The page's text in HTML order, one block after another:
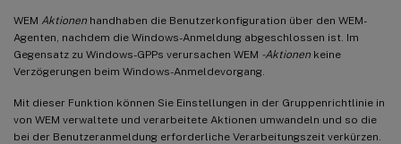
WEM Aktionen handhaben die Benutzerkonfiguration über den WEM-
Agenten, nachdem die Windows-Anmeldung abgeschlossen ist. Im
Gegensatz zu Windows-GPPs verursachen WEM -Aktionen keine
Verzögerungen beim Windows-Anmeldevorgang.
Mit dieser Funktion können Sie Einstellungen in der Gruppenrichtlinie in
von WEM verwaltete und verarbeitete Aktionen umwandeln und so die
bei der Benutzeranmeldung erforderliche Verarbeitungszeit verkürzen.